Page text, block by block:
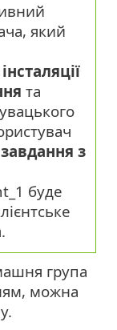
який
та
з
буде
.
група
можна